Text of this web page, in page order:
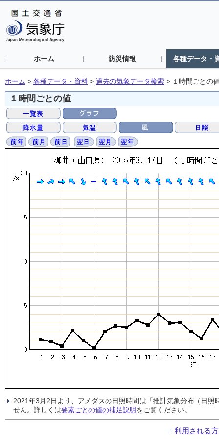
ホーム 防災情報 各種データ・
ホーム > 各種データ・資料 > 過去の気象データ検索 > １時間ごとの
１時間ごとの値
2021年3月2日より、アメダスの日照時間は「推計気象分布（日
せん。詳しくは要素ごとの値の補足説明をご覧ください。
利用される